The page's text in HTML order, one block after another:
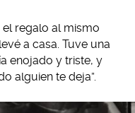
el regalo al mismo
a casa. Tuve una
enojado y triste, y
alguien te deja”.